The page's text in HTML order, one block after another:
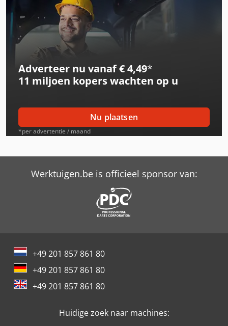
Adverteer nu vanaf € 4,49*
11 miljoen koperswachten op u
Nu plaatsen
*per advertentie / maand
Werktuigen.be is officieel sponsor van:
+49 201 857 861 80
+49 201 857 861 80
+49 201 857 861 80
Huidige zoek naar machines: